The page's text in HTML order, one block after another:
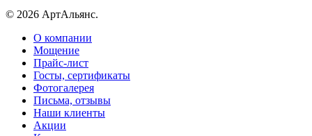
© 2026 АртАльянс.
О компании
Мощение
Прайс-лист
Госты, сертификаты
Фотогалерея
Письма, отзывы
Наши клиенты
Акции